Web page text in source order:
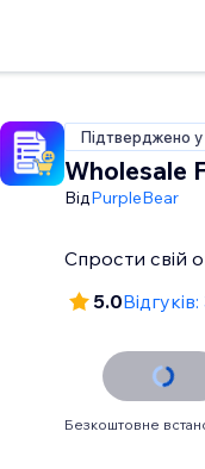
Підтверджено у
Wholesale
ВідPurpleBear
Спрости свій
5.0Відгуків:
Безкоштовне